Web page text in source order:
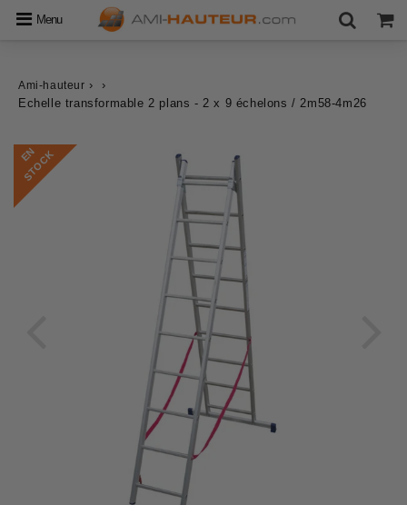
Menu
Ami-hauteur ›
›
Echelle transformable 2 plans - 2 x 9 échelons / 2m58-4m26
E
N
S
T
O
C
K